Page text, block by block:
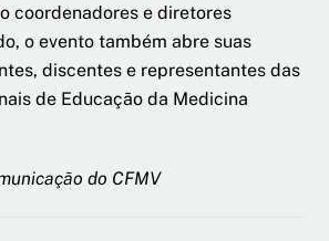
coordenadores e diretores
o evento também abre suas
discentes e representantes das
de Educação da Medicina
do CFMV